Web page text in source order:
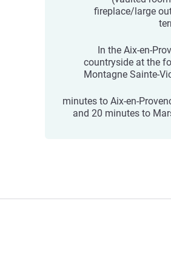
fireplace/large
In the Aix-en-
countryside at the
Montagne Sainte-
10 minutes to Aix-en-
and 20 minutes to